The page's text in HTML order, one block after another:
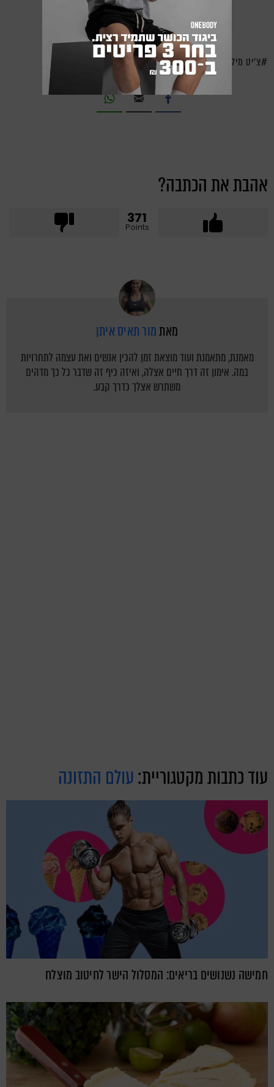
צ'יט מיל
אהבת את הכתבה?
371
Points
מאתמור תאיס איתן
מאמנת, מתאמנת ועוד מוצאת זמן להכין אנשים ואת עצמה לתחרויות
במה. אימון זה דרך חיים אצלה, ואיזה כיף זה שדבר כל כך מדהים
משתרש אצלך כדרך קבע.
עוד כתבות מקטגוריית:עולם התזונה
חמישה נשנושים בריאים: המסלול הישר לחיטוב מוצלח